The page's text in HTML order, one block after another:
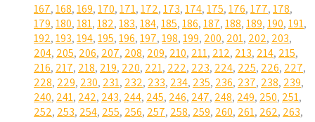
167,168,169,170,171,172,173,174,175,176,177,178,
179,180,181,182,183,184,185,186,187,188,189,190,191,
192,193,194,195,196,197,198,199, 200, 201, 202, 203,
204, 205, 206, 207, 208, 209, 210, 211, 212, 213, 214, 215,
216, 217, 218, 219, 220, 221, 222, 223, 224, 225, 226, 227,
228, 229, 230, 231, 232, 233, 234, 235, 236, 237, 238, 239,
240, 241, 242, 243, 244, 245, 246, 247, 248, 249, 250, 251,
252, 253, 254, 255, 256, 257, 258, 259, 260, 261, 262, 263,